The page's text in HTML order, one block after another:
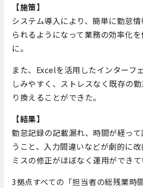
【施策】
システム導入により、簡単に勤怠
られるようになって業務の効率化
に。
また、Excelを活用したインターフ
しみやすく、ストレスなく既存の
り換えることができた。
【結果】
勤怠記録の記載漏れ、時間が経っ
うこと、入力間違いなどが劇的に
ミスの修正がほぼなく運用ができて
3拠点すべての「担当者の総残業時